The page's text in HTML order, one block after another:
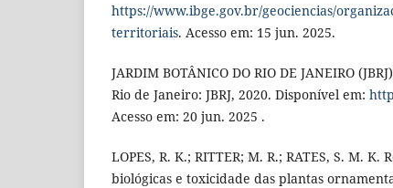
https://www.ibge.gov.br/geociencias/
territoriais. Acesso em: 15 jun. 2025.
JARDIM BOTÂNICO DO RIO DE JANEIRO
Rio de Janeiro: JBRJ, 2020. Disponível em:
Acesso em: 20 jun. 2025 .
LOPES, R. K.; RITTER; M. R.; RATES, S. M. K.
biológicas e toxicidade das plantas